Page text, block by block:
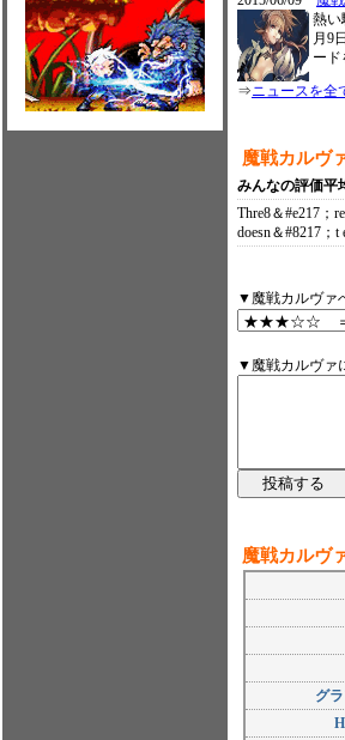
熱い
月9
ー
⇒ニュースを全
魔戦カルヴ
みんなの評価平
Thre8＆#e217；
doesn＆#8217；t
▼魔戦カルヴァ
▼魔戦カルヴァ
魔戦カルヴ
グ